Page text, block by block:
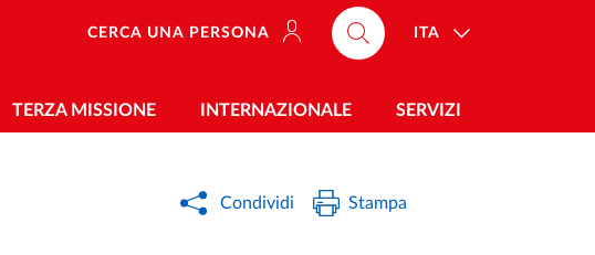
CERCA UNA PERSONA ITA
TERZA MISSIONE INTERNAZIONALE SERVIZI
Condividi Stampa